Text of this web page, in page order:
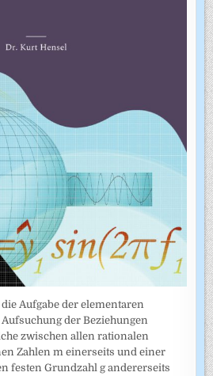
Aufgabe der elementaren
der Beziehungen
zwischen allen rationalen
Zahlen m einerseits und einer
festen Grundzahl g andererseits